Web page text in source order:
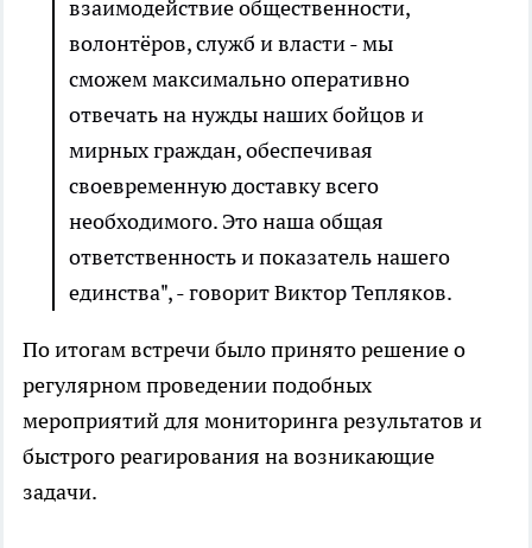
взаимодействие общественности,
волонтёров, служб и власти - мы
сможем максимально оперативно
отвечать на нужды наших бойцов и
мирных граждан, обеспечивая
своевременную доставку всего
необходимого. Это наша общая
ответственность и показатель нашего
единства", - говорит Виктор Тепляков.
По итогам встречи было принято решение о
регулярном проведении подобных
мероприятий для мониторинга результатов и
быстрого реагирования на возникающие
задачи.